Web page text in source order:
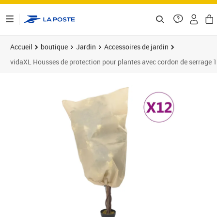
Accueil boutique Jardin
Accessoires de jardin
vidaXL Housses de protection pour plantes avec cordon de serrage